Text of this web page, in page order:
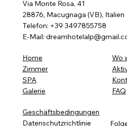
Via Monte Rosa, 41
28876, Macugnaga (VB), Italien
Telefon: +39 3497855758
E-Mail:
Home
Zimmer
SPA
Galerie
Wo
FAQ
Geschäftsbedingungen
Datenschutzrichtlinie